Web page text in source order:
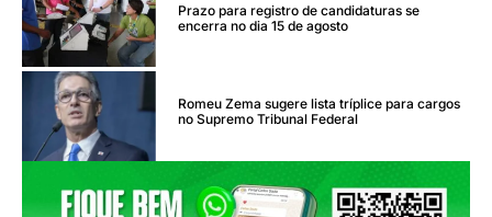
Prazo para registro de candidaturas se
encerra no dia 15 de agosto
Romeu Zema sugere lista tríplice para cargos
no Supremo Tribunal Federal